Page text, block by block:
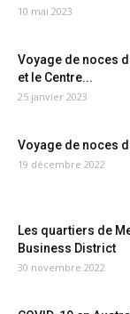
10 mai 2023
Voyage de noces
et le Centre...
25 janvier 2023
Voyage de noces
19 décembre 2022
Les quartiers de
Business District
30 novembre 2022